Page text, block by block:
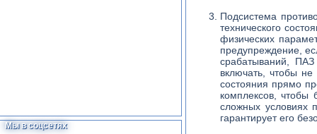
Мы в соцсетях
Подсистема
технического
физических
предупреждение,
срабатываний,
включать, чтобы не
состояния прямо
комплексов, чтобы
сложных условиях
гарантирует его